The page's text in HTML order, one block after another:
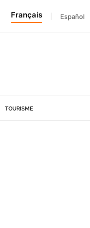
Français Español
TOURISME